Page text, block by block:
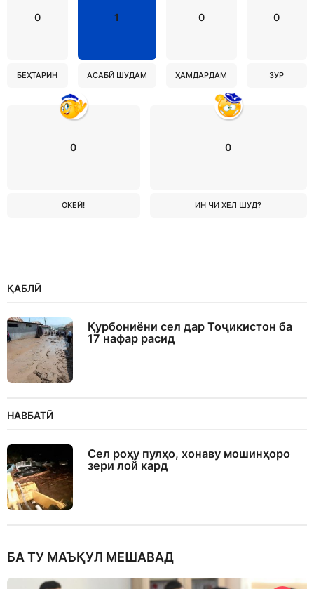
0
БЕҲТАРИН
1
АСАБӢ ШУДАМ
0
ҲАМДАРДАМ
0
ЗУР
0
ОКЕЙ!
0
ИН ЧӢ ХЕЛ ШУД?
ҚАБЛӢ
Қурбониёни сел дар Тоҷикистон ба
17 нафар расид
НАВБАТӢ
Сел роҳу пулҳо, хонаву мошинҳоро
зери лой кард
БА ТУ МАЪҚУЛ МЕШАВАД